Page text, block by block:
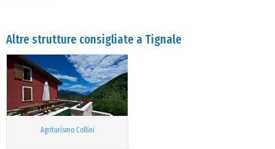
Altre strutture consigliate a Tignale
Agriturismo Collini